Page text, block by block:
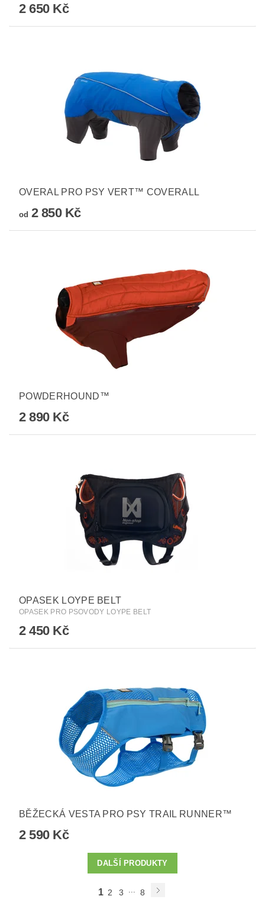
2 650 Kč
OVERAL PRO PSY VERT™ COVERALL
od 2 850 Kč
POWDERHOUND™
2 890 Kč
OPASEK LOYPE BELT
OPASEK PRO PSOVODY LOYPE BELT
2 450 Kč
BĚŽECKÁ VESTA PRO PSY TRAIL RUNNER™
2 590 Kč
DALŠÍ PRODUKTY
1 2 3 8